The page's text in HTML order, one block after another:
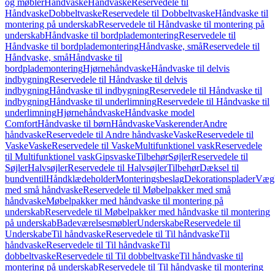
og møblerHåndvaskeHåndvaskeReservedele til
HåndvaskeDobbeltvaskeReservedele til DobbeltvaskeHåndvaske til
montering på underskabReservedele til Håndvaske til montering på
underskabHåndvaske til bordplademonteringReservedele til
Håndvaske til bordplademonteringHåndvaske, småReservedele til
Håndvaske, småHåndvaske til
bordplademonteringHjørnehåndvaskeHåndvaske til delvis
indbygningReservedele til Håndvaske til delvis
indbygningHåndvaske til indbygningReservedele til Håndvaske til
indbygningHåndvaske til underlimningReservedele til Håndvaske til
underlimningHjørnehåndvaskeHåndvaske model
ComfortHåndvaske til børnHåndvaskeVaskerenderAndre
håndvaskeReservedele til Andre håndvaskeVaskeReservedele til
VaskeVaskeReservedele til VaskeMultifunktionel vaskReservedele
til Multifunktionel vaskGipsvaskeTilbehørSøjlerReservedele til
SøjlerHalvsøjlerReservedele til HalvsøjlerTilbehørDæksel til
bundventilHåndklædeholderMonteringsbeslagDekorationsplader
med små håndvaskeReservedele til Møbelpakker med små
håndvaskeMøbelpakker med håndvaske til montering på
underskabReservedele til Møbelpakker med håndvaske til montering
på underskabBadeværelsesmøblerUnderskabeReservedele til
UnderskabeTil håndvaskeReservedele til Til håndvaskeTil
håndvaskeReservedele til Til håndvaskeTil
dobbeltvaskeReservedele til Til dobbeltvaskeTil håndvaske til
montering på underskabReservedele til Til håndvaske til montering